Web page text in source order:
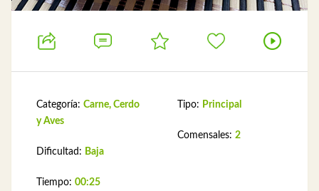
Categoría: Carne, Cerdo
y Aves
Dificultad: Baja
Tiempo: 00:25
Tipo: Principal
Comensales: 2